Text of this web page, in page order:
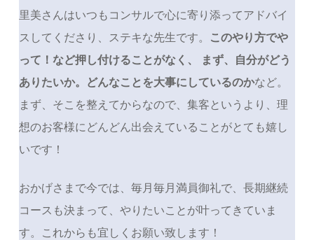
里美さんはいつもコンサルで心に寄り添ってアドバイ
スしてくださり、ステキな先生です。 このやり方でや
って！など押し付けることがなく、 まず、自分がどう
ありたいか。どんなことを大事にしているのかなど。
まず、そこを整えてからなので、集客というより、理
想のお客様にどんどん出会えていることがとても嬉し
いです！
おかげさまで今では、毎月毎月満員御礼で、長期継続
コースも決まって、やりたいことが叶ってきていま
す。これからも宜しくお願い致します！